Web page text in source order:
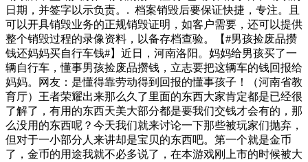
日期，并签字以示负责。. 档案销毁后要保证快捷，专注。且
可以开具销毁业务的正规销毁证明，如客户需要，还可以提供
整个销毁过程的录像资料，以备存档查验。【#男孩捡废品攒
钱还妈妈买自行车钱#】近日，河南洛阳。妈妈给男孩买了一
辆自行车，懂事男孩捡废品攒钱，立志要把这辆车的钱回报给
妈妈。网友：是懂得靠劳动得到回报的懂事孩子！（河南省教
育厅）王者荣耀出来那么久了里面的东西大家肯定都是已经很
了解了，有用的东西天美大部分都是要我们交钱才会有的，那
么没用的东西呢？今天我们就来讨论一下那些被玩家们抛弃，
但对于一小部分人来讲却是宝贝的东西吧。第一个就是金币
了，金币的用途我就不必多说了，在本游戏刚上市的时候被大